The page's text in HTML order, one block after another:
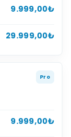
9.999,00₺
29.999,00₺
Pro
9.999,00₺